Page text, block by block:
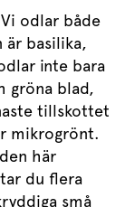
odlar både
är basilika,
inte bara
gröna blad,
tillskottet
mikrogrönt.
här
du flera
små